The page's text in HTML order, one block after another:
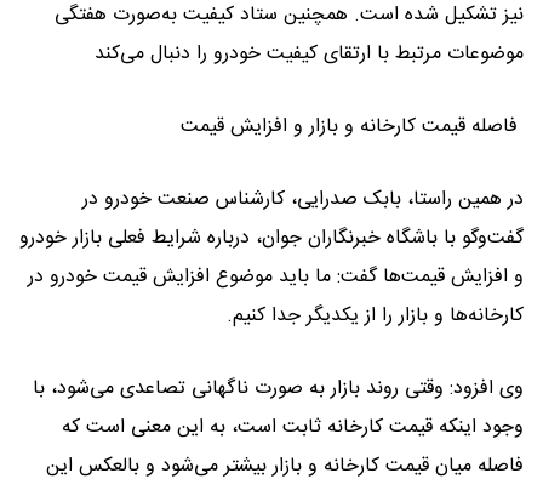
نیز تشکیل شده است. همچنین ستاد کیفیت به‌صورت هفتگی
موضوعات مرتبط با ارتقای کیفیت خودرو را دنبال می‌کند
فاصله قیمت کارخانه و بازار و افزایش قیمت
در همین راستا، بابک صدرایی، کارشناس صنعت خودرو در
گفت‌وگو با باشگاه خبرنگاران جوان، درباره شرایط فعلی بازار خودرو
و افزایش قیمت‌ها گفت: ما باید موضوع افزایش قیمت خودرو در
کارخانه‌ها و بازار را از یکدیگر جدا کنیم.
وی افزود: وقتی روند بازار به صورت ناگهانی تصاعدی می‌شود، با
وجود اینکه قیمت کارخانه ثابت است، به این معنی است که
فاصله میان قیمت کارخانه و بازار بیشتر می‌شود و بالعکس این